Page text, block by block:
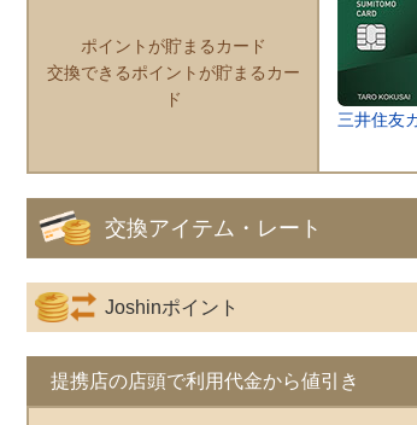
ポイントが貯まるカード
交換できるポイントが貯まるカー
ド
三井住友
交換アイテム・レート
Joshinポイント
提携店の店頭で利用代金から値引き